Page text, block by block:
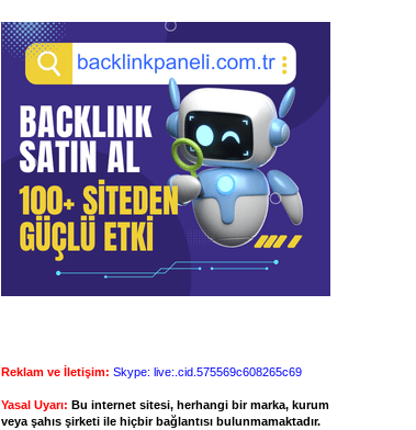
Reklam ve İletişim: Skype: live:.cid.575569c608265c69
Yasal Uyarı: Bu internet sitesi, herhangi bir marka, kurum
veya şahıs şirketi ile hiçbir bağlantısı bulunmamaktadır.